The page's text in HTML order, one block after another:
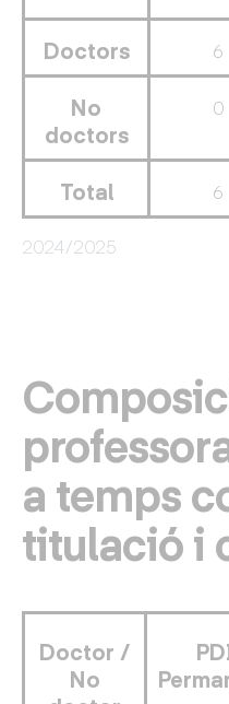
2024/2025
Doctors 6
No
doctors
0
Total 6
a temps
titulació i
Doctor /
No